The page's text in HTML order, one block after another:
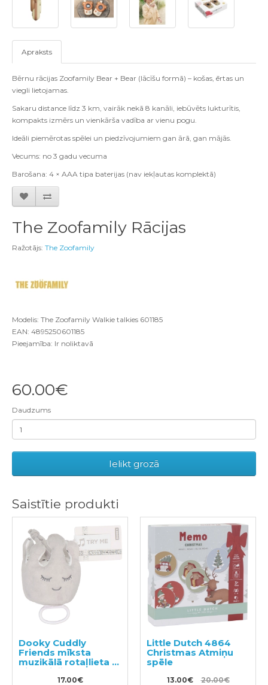
Apraksts
Bērnu rācijas Zoofamily Bear + Bear (lācīšu formā) – košas, ērtas un
viegli lietojamas.
Sakaru distance līdz 3 km, vairāk nekā 8 kanāli, iebūvēts lukturītis,
kompakts izmērs un vienkārša vadība ar vienu pogu.
Ideāli piemērotas spēlei un piedzīvojumiem gan ārā, gan mājās.
Vecums: no 3 gadu vecuma
Barošana: 4 × AAA tipa baterijas (nav iekļautas komplektā)
The Zoofamily Rācijas
Ražotājs: The Zoofamily
Modelis: The Zoofamily Walkie talkies 601185
EAN: 4895250601185
Pieejamība: Ir noliktavā
60.00€
Daudzums
Ielikt grozā
Saistītie produkti
Dooky Cuddly
Friends mīksta
muzikālā rotaļlieta -
piekariņš
17.00€
Little Dutch 4864
Christmas Atmiņu
spēle
13.00€ 20.00€